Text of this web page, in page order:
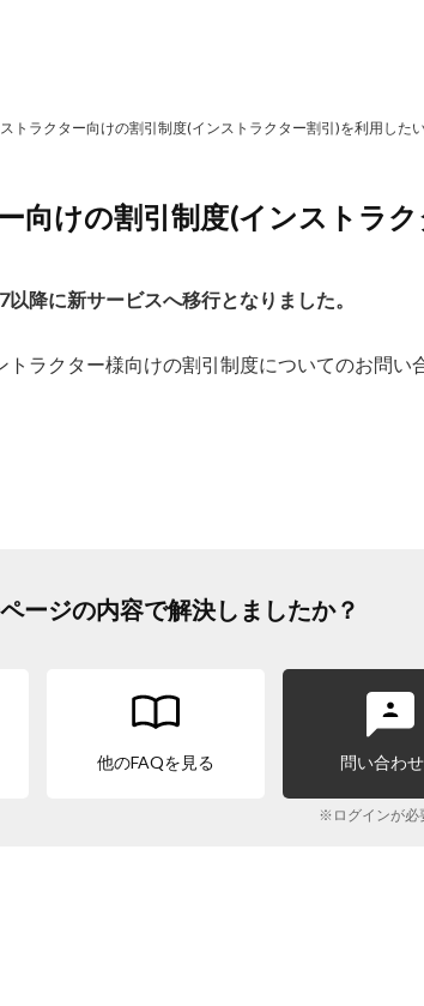
トラクター向けの割引制度(インストラクター割引)を利用したい
向けの割引制度(インストラク
降に新サービスへ移行となりました。
ラクター様向けの割引制度についてのお問い
ージの内容で解決しましたか？
他のFAQを見る 問い合わ
※ログインが必